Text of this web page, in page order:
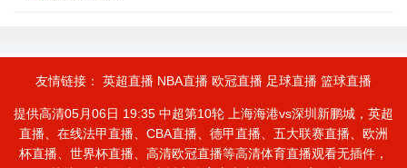
友情链接： 英超直播 NBA直播 欧冠直播 足球直播 篮球直播
提供高清05月06日 19:35 中超第10轮 上海海港vs深圳新鹏城，英超
直播、在线法甲直播、CBA直播、德甲直播、五大联赛直播、欧洲
杯直播、世界杯直播、高清欧冠直播等高清体育直播观看无插件，